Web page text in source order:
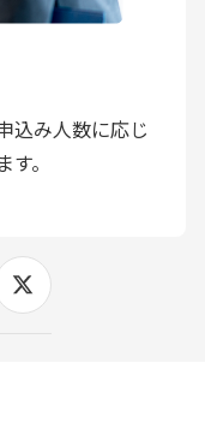
込み人数に応じ
。